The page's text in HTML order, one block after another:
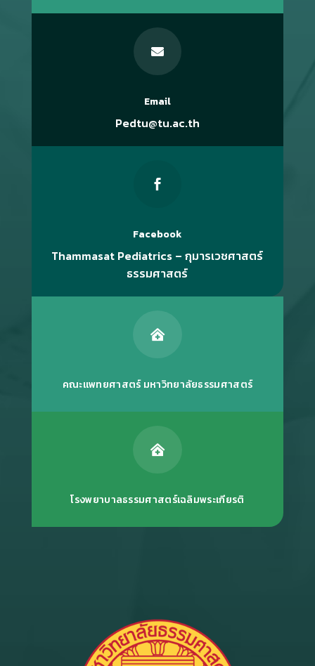

Email
Pedtu@tu.ac.th

Facebook
Thammasat Pediatrics – กุมารเวชศาสตร์
ธรรมศาสตร์

คณะแพทยศาสตร์ มหาวิทยาลัยธรรมศาสตร์

โรงพยาบาลธรรมศาสตร์เฉลิมพระเกียรติ